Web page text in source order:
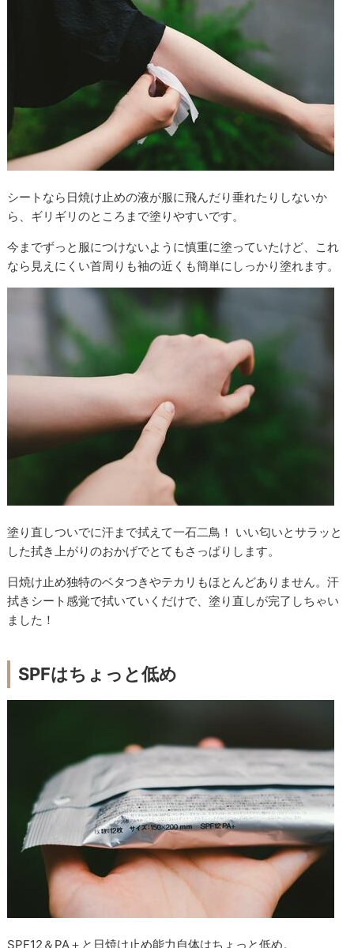
シートなら日焼け止めの液が服に飛んだり垂れたりしないか
ら、ギリギリのところまで塗りやすいです。
今までずっと服につけないように慎重に塗っていたけど、これ
なら見えにくい首周りも袖の近くも簡単にしっかり塗れます。
塗り直しついでに汗まで拭えて一石二鳥！ いい匂いとサラッと
した拭き上がりのおかげでとてもさっぱりします。
日焼け止め独特のベタつきやテカリもほとんどありません。汗
拭きシート感覚で拭いていくだけで、塗り直しが完了しちゃい
ました！
SPFはちょっと低め
SPF12＆PA＋と日焼け止め能力自体はちょっと低め。